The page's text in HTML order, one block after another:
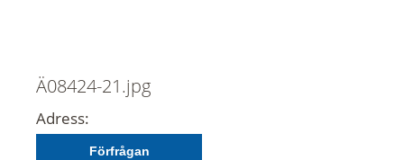
Ä08424-21.jpg
Adress:
Förfrågan